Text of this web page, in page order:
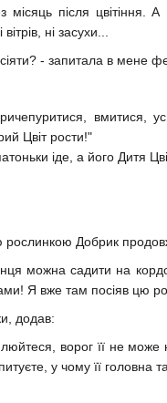
місяць після цвітіння.
ні засухи...
- запитала в мене
вмитися,
Цвіт рости!"
іде, а його Дитя
рослинкою Добрик
можна садити на
Я вже там посіяв цю
додав:
ворог її не
у чому її головна